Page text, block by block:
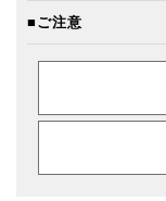
■ご注意